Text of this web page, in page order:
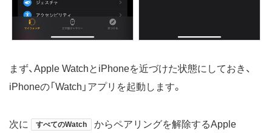
まず、Apple WatchとiPhoneを近づけた状態にしておき、
iPhoneの「Watch」アプリを起動します。
次に すべてのWatch
からペアリングを解除するApple